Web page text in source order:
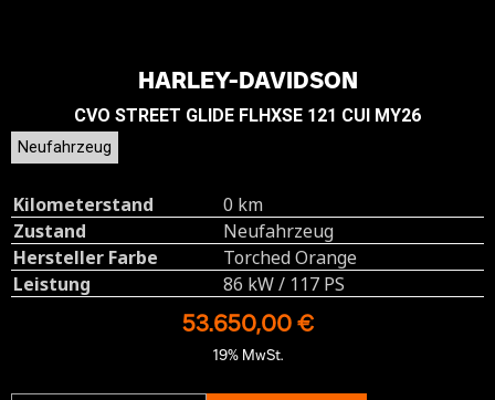
HARLEY-DAVIDSON
CVO STREET GLIDE FLHXSE 121 CUI MY26
Neufahrzeug
Kilometerstand
0 km
Zustand
Neufahrzeug
Hersteller Farbe
Torched Orange
Leistung
86 kW / 117 PS
53.650,00 €
19% MwSt.